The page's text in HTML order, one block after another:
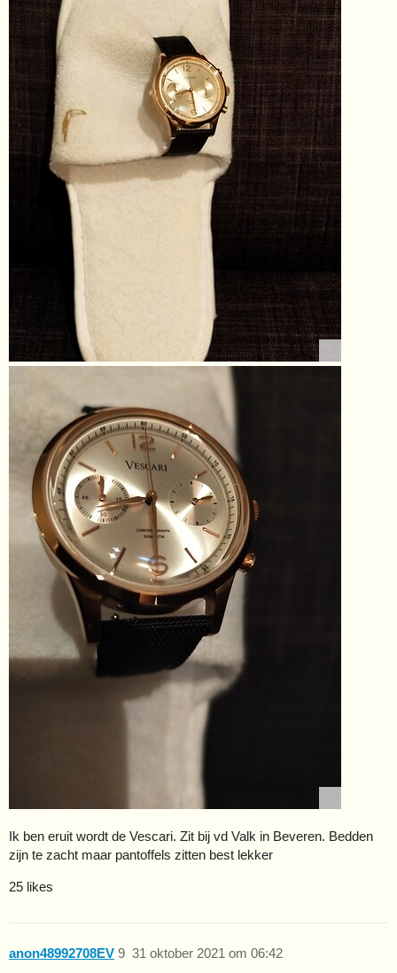
Ik ben eruit wordt de Vescari. Zit bij vd Valk in Beveren. Bedden
zijn te zacht maar pantoffels zitten best lekker
25 likes
anon48992708EV 31 oktober 2021 om 06:42
9